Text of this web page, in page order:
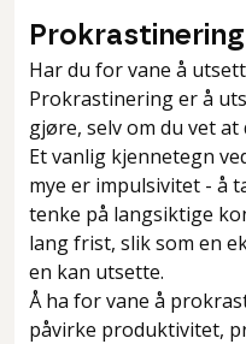
Prokrastinering
Har du for vane å
Prokrastinering er å
gjøre, selv om du vet
Et vanlig kjennetegn
mye er impulsivitet - å
tenke på langsiktige
lang frist, slik som en
en kan utsette.
Å ha for vane å
påvirke produktivitet,